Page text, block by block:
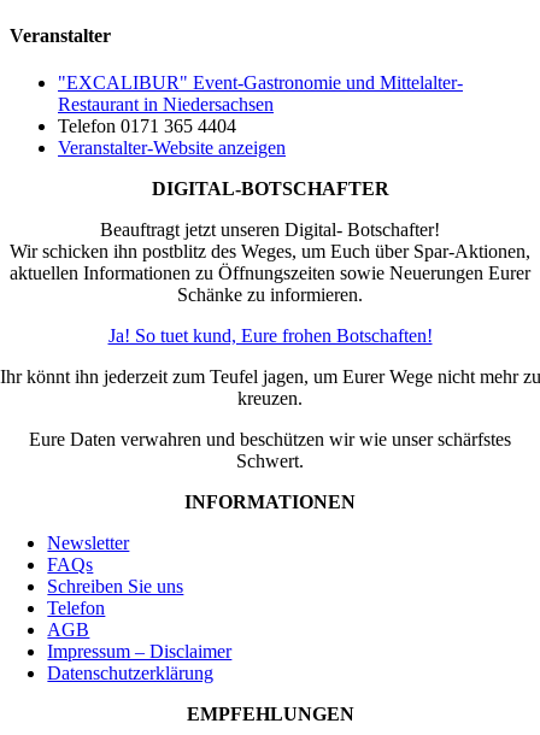
Veranstalter
"EXCALIBUR" Event-Gastronomie und Mittelalter-
Restaurant in Niedersachsen
Telefon 0171 365 4404
Veranstalter-Website anzeigen
DIGITAL-BOTSCHAFTER
Beauftragt jetzt unseren Digital- Botschafter!
Wir schicken ihn postblitz des Weges, um Euch über Spar-Aktionen,
aktuellen Informationen zu Öffnungszeiten sowie Neuerungen Eurer
Schänke zu informieren.
Ja! So tuet kund, Eure frohen Botschaften!
Ihr könnt ihn jederzeit zum Teufel jagen, um Eurer Wege nicht mehr zu
kreuzen.
Eure Daten verwahren und beschützen wir wie unser schärfstes
Schwert.
INFORMATIONEN
Newsletter
FAQs
Schreiben Sie uns
Telefon
AGB
Impressum – Disclaimer
Datenschutzerklärung
EMPFEHLUNGEN